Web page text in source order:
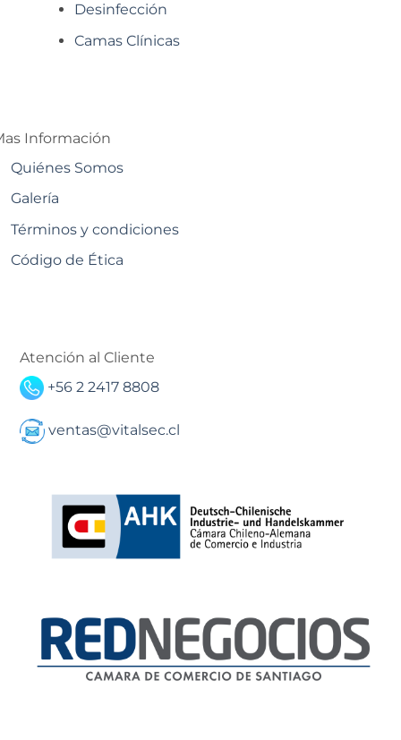
Desinfección
Camas Clínicas
Información
Quiénes Somos
Galería
Términos y condiciones
Código de Ética
Atención al Cliente
+56 2 2417 8808
ventas@vitalsec.cl